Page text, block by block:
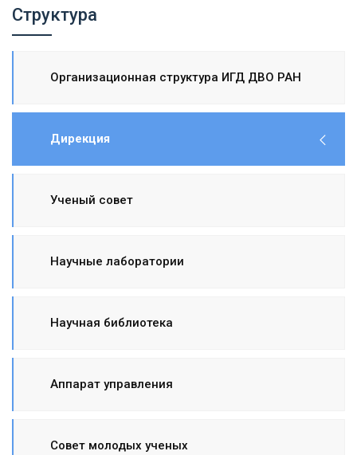
Структура
Организационная структура ИГД ДВО РАН
Дирекция
Ученый совет
Научные лаборатории
Научная библиотека
Аппарат управления
Совет молодых ученых